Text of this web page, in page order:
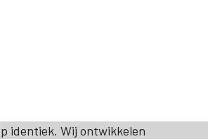
identiek. Wij ontwikkelen